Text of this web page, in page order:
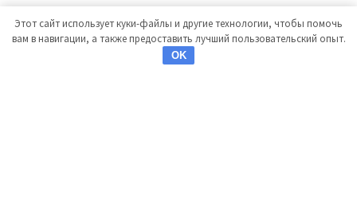
Этот сайт использует куки-файлы и другие технологии, чтобы помочь
вам в навигации, а также предоставить лучший пользовательский опыт.
OK